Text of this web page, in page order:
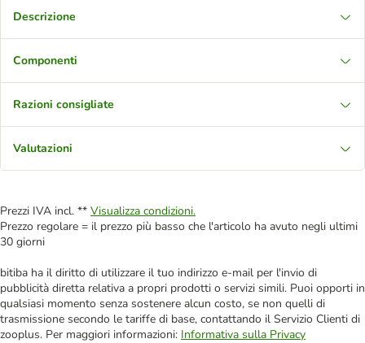
Descrizione
Componenti
Razioni consigliate
Valutazioni
Prezzi IVA incl. ** Visualizza condizioni.
Prezzo regolare = il prezzo più basso che l'articolo ha avuto negli ultimi
30 giorni
bitiba ha il diritto di utilizzare il tuo indirizzo e-mail per l'invio di
pubblicità diretta relativa a propri prodotti o servizi simili. Puoi opporti in
qualsiasi momento senza sostenere alcun costo, se non quelli di
trasmissione secondo le tariffe di base, contattando il Servizio Clienti di
zooplus. Per maggiori informazioni: Informativa sulla Privacy